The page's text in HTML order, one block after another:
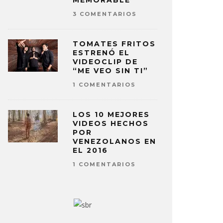
3 COMENTARIOS
TOMATES FRITOS
ESTRENÓ EL
VIDEOCLIP DE
“ME VEO SIN TI”
1 COMENTARIOS
LOS 10 MEJORES
VIDEOS HECHOS
POR
VENEZOLANOS EN
EL 2016
1 COMENTARIOS